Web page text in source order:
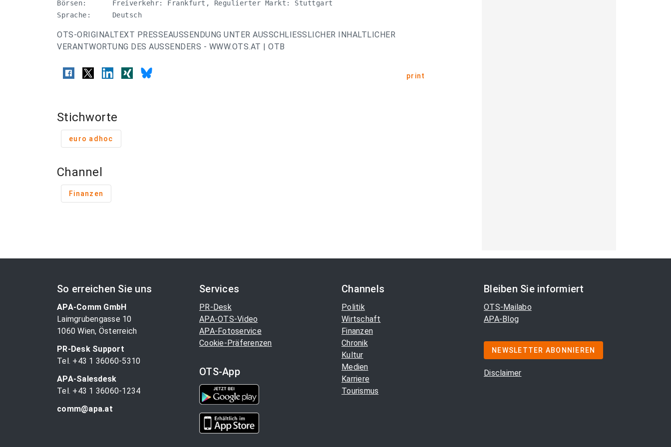
Börsen:      Freiverkehr: Frankfurt, Regulierter Markt: Stuttgart
Sprache:     Deutsch
OTS-ORIGINALTEXT PRESSEAUSSENDUNG UNTER AUSSCHLIESSLICHER INHALTLICHER
VERANTWORTUNG DES AUSSENDERS - WWW.OTS.AT | OTB
print
Stichworte
euro adhoc
Channel
Finanzen
So erreichen Sie uns
APA-Comm GmbH
Laimgrubengasse 10
1060 Wien, Österreich
PR-Desk Support
Tel. +43 1 36060-5310
APA-Salesdesk
Tel. +43 1 36060-1234
comm@apa.at
Services
PR-Desk
APA-OTS-Video
APA-Fotoservice
Cookie-Präferenzen
OTS-App
Channels
Politik
Wirtschaft
Finanzen
Chronik
Kultur
Medien
Karriere
Tourismus
Bleiben Sie informiert
OTS-Mailabo
APA-Blog
NEWSLETTER ABONNIEREN
Disclaimer